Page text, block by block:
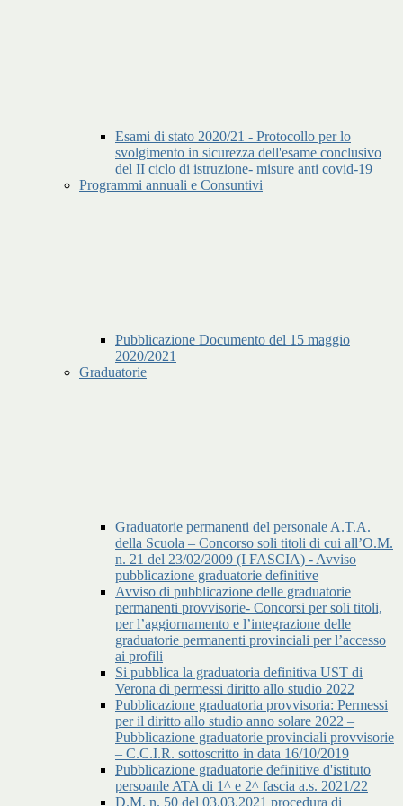
Esami di stato 2020/21 - Protocollo per lo
svolgimento in sicurezza dell'esame conclusivo
del II ciclo di istruzione- misure anti covid-19
Programmi annuali e Consuntivi
Pubblicazione Documento del 15 maggio
2020/2021
Graduatorie
Graduatorie permanenti del personale A.T.A.
della Scuola – Concorso soli titoli di cui all’O.M.
n. 21 del 23/02/2009 (I FASCIA) - Avviso
pubblicazione graduatorie definitive
Avviso di pubblicazione delle graduatorie
permanenti provvisorie- Concorsi per soli titoli,
per l’aggiornamento e l’integrazione delle
graduatorie permanenti provinciali per l’accesso
ai profili
Si pubblica la graduatoria definitiva UST di
Verona di permessi diritto allo studio 2022
Pubblicazione graduatoria provvisoria: Permessi
per il diritto allo studio anno solare 2022 –
Pubblicazione graduatorie provinciali provvisorie
– C.C.I.R. sottoscritto in data 16/10/2019
Pubblicazione graduatorie definitive d'istituto
persoanle ATA di 1^ e 2^ fascia a.s. 2021/22
D.M. n. 50 del 03.03.2021 procedura di